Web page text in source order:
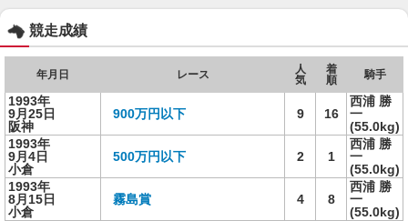
競走成績
年月日 レース
人
気
着
順
騎手
1993年
9月25日
阪神
900万円以下 9 16
西浦 勝
一
(55.0kg)
1993年
9月4日
小倉
500万円以下 2 1
西浦 勝
一
(55.0kg)
1993年
8月15日
小倉
霧島賞 4 8
西浦 勝
一
(55.0kg)